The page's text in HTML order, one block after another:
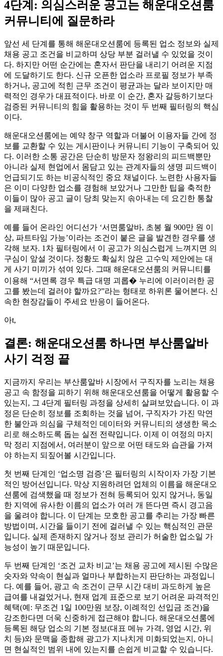
4단계: 의심스러운 공고는 해운대오션룸
커뮤니티에 질문하라
앞선 세 단계를 통해 해운대오션룸에 등록된 업소 정보와 실제
채용 공고 조건을 비교하며 상당 부분 걸러낼 수 있었을 것이
다. 하지만 어떤 순간에는 혼자서 판단을 내리기 어려운 지점
에 도달하기도 한다. 신규 오픈한 업소라 프로필 정보가 부족
하거나, 공고에 적힌 근무 조건이 평균과는 달라 보이지만 매
력적인 경우가 대표적이다. 바로 이 순간, 혼자 갈등하기보다
검증된 커뮤니티의 힘을 활용하는 것이 두 번째 필터링의 핵심
이다.
해운대오션룸에는 예약 창구 역할과 더불어 이용자들 간에 정
보를 교환할 수 있는 게시판이나 커뮤니티 기능이 구축되어 있
다. 이러한 소통 공간은 단순히 방문자 정왕리의 피드백뿐만
아니라 실제 현업에서 몸담고 있는 관계자들의 생명 피드백이
언급되기도 하는 비공식적인 중요 채널이다. 노련한 사용자들
은 이미 다양한 업소를 경험해 보았거나 그만한 팁을 축적한
이들이 많아 공고 글이 당최 맞는지 솎아내는 데 요긴한 통찰
을 제패친다.
예를 들어 온라인 어디선가 ‘서면룸알바, 초봉 월 900만 원 이
상, 파트타임 가능’이라는 조건이 붙은 글을 발견한 경우를 생
각해 보자. 1차 필터링에서 이 공고가 의심스럽게 느껴지면 의
구심이 앞설 것이다. 정황도 확실치 않은 고수익 제안에는 대
게 사기 미끼가 섞여 있다. 그때 해운대오션룸의 커뮤니티를
이용해 “서면록 경우 특급 대명 괴롭� 누리에 이러이러한 공
고를 봤는데 걸러야 할까요?”라는 형태로 하위론 물어본다. 신
속한 현장감들이 주세요 반응이 들어온다.
아t,
결론: 해운대오션룸 하나면 부산룸알바
사기 걱정 끝
지금까지 우리는 부산룸알바 시장에서 구직자를 노리는 채용
공고 속 함정을 피하기 위해 해운대오션룸을 어떻게 활용할 수
있는지, 그 4단계 필터링 과정을 상세히 살펴보았습니다. 이 과
정은 단순히 정보를 조회하는 것을 넘어, 구직자가 가진 막연
한 불안과 의심을 구체적인 데이터와 커뮤니티의 생생한 목소
리로 해소하도록 돕는 실전 전략입니다. 이제 이 여정의 마지
막 정리 지점에서, 여러분이 앞으로 어떤 태도와 습관을 가져
야 하는지 되짚어볼 시간입니다.
첫 번째 단계인 ‘업소명 검증’은 필터링의 시작이자 가장 기본
적인 방어선입니다. 막상 지원하려던 업체의 이름을 해운대오
션룸에 검색했을 때 정보가 전혀 등록되어 있지 않거나, 동일
한 지역에 유사한 이름의 업소가 여러 개 뜬다면 즉시 경고음
을 울려야 합니다. 이 단계는 모호한 공고를 추리는 가장 빠른
방법이며, 시간을 들이기 전에 걸러낼 수 있는 핵심적인 관문
입니다. 실제 존재하지 않거나 정보 관리가 허술한 업소일 가
능성이 높기 때문입니다.
두 번째 단계인 ‘조건 교차 비교’는 채용 공고에 제시된 수많은
숫자와 약속이 현실과 얼마나 부합하는지 판단하는 과정입니
다. 예를 들어, 광고 속 조건이 근무 시간 대비 과도하게 높은
급여를 내걸었거나, 현재 업계 표준으로 보기 어려운 파격적인
혜택(예: 무조건 1일 100만원 보장, 이례적인 선입금 조건)을
강조한다면 더욱 신중하게 접근해야 합니다. 해운대오션룸에
등록된 해당 업소의 기본 정보(대표 메뉴 가격, 영업 시간, 위
치 등)와 문맥을 종합해 광고가 지나치게 미화되었는지, 아니
면 현실적인 범위 내에 있는지를 손쉽게 비교할 수 있습니다.